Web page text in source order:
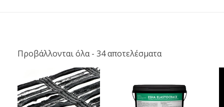
Προβάλλονται όλα - 34 αποτελέσματα